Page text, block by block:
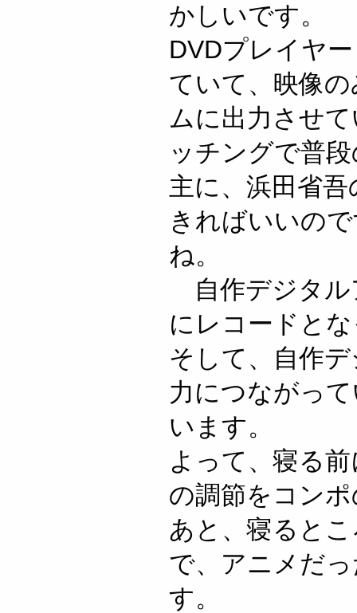
かしいです。
DVDプレイヤ
ていて、映像
ムに出力させ
ッチングで普
主に、浜田省
きればいいの
ね。
自作デジタル
にレコードと
そして、自作
力につながっ
います。
よって、寝る
の調節をコン
あと、寝ると
で、アニメだ
す。